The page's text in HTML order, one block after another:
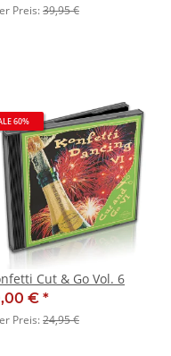
Preis:39,95 €
60%
Cut & Go Vol. 6
€ *
Preis:24,95 €